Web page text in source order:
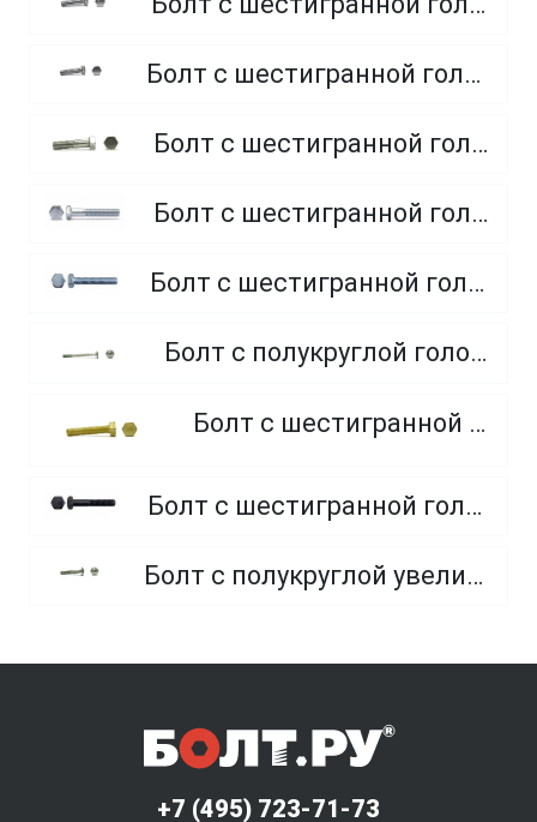
Болт с шестигранной головкой, полная резьба, из нержавеющей стали A2 и A4
Болт с шестигранной головкой, неполная резьба, класс прочности 5.8
Болт с шестигранной головкой, неполная резьба, класс прочности 8.8
Болт с шестигранной головкой, полная резьба, класс прочности 10.9 и 12.9
Болт с полукруглой головкой и квадратным подголовником
Болт с шестигранной головкой, из латуни
Болт с шестигранной головкой, неполная резьба, класс прочности 10.9 и 12.9
Болт с полукруглой увеличенной головкой и усом класса точности C (мебельный)
+7 (495) 723-71-73